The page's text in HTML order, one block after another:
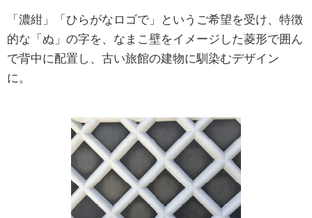
「濃紺」「ひらがなロゴで」というご希望を受け、特徴
的な「ぬ」の字を、なまこ壁をイメージした菱形で囲ん
で背中に配置し、古い旅館の建物に馴染むデザイン
に。